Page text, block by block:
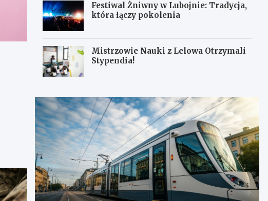
Festiwal Żniwny w Lubojnie: Tradycja,
która łączy pokolenia
Mistrzowie Nauki z Lelowa Otrzymali
Stypendia!